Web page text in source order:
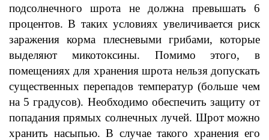
подсолнечного шрота не должна превышать 6
процентов. В таких условиях увеличивается риск
заражения корма плесневыми грибами, которые
выделяют микотоксины. Помимо этого, в
помещениях для хранения шрота нельзя допускать
существенных перепадов температур (больше чем
на 5 градусов). Необходимо обеспечить защиту от
попадания прямых солнечных лучей. Шрот можно
хранить насыпью. В случае такого хранения его